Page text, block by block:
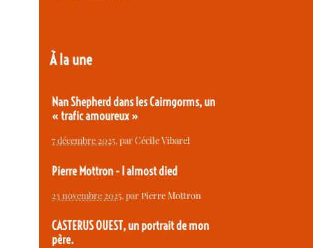
À la une
Nan Shepherd dans les Cairngorms, un
« trafic amoureux »
7 décembre 2025, parCécile Vibarel
Pierre Mottron - I almost died
23 novembre 2025, parPierre Mottron
CASTERUS OUEST, un portrait de mon
père.